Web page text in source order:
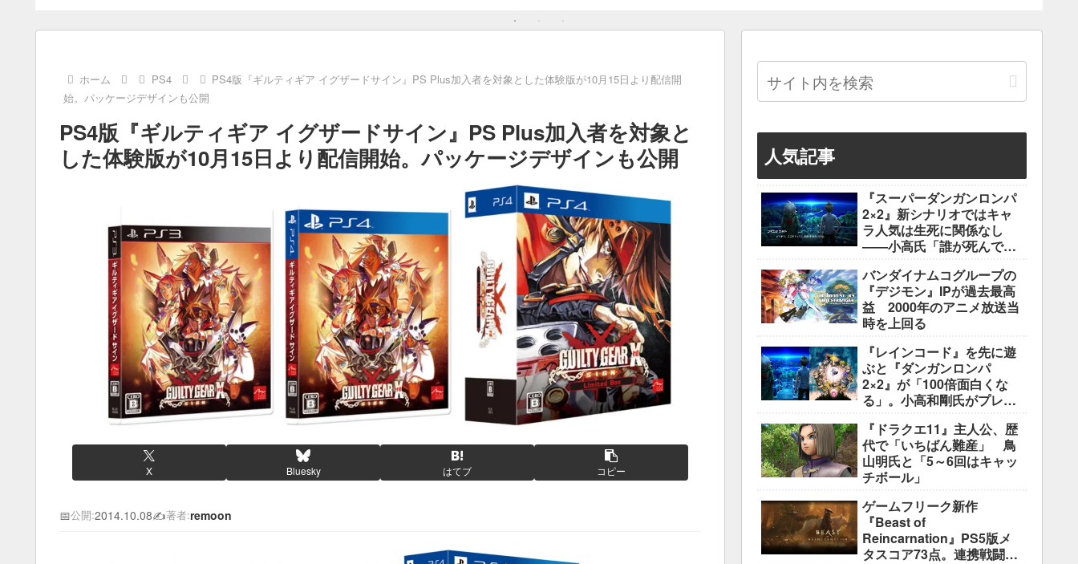
ホーム PS4
PS4版『ギルティギア イグザードサイン』PS Plus加入者を対象とした体験版が10月15日より配信開
始。パッケージデザインも公開
PS4版『ギルティギア イグザードサイン』PS Plus加入者を対象と
した体験版が10月15日より配信開始。パッケージデザインも公開
X Bluesky はてブ コピー
📅公開:2014.10.08✍️著者:remoon
人気記事
『スーパーダンガンロンパ
2×2』新シナリオではキャ
ラ人気は生死に関係なし
――小高氏「誰が死んでも
で」
バンダイナムコグループの
『デジモン』IPが過去最高
益 2000年のアニメ放送当
時を上回る
『レインコード』を先に遊
ぶと『ダンガンロンパ
2×2』が「100倍面白くな
る」。小高和剛氏がプレイ
『ドラクエ11』主人公、歴
代で「いちばん難産」 鳥
山明氏と「5～6回はキャッ
チボール」
ゲームフリーク新作
『Beast of
Reincarnation』PS5版メ
タスコア73点。連携戦闘は